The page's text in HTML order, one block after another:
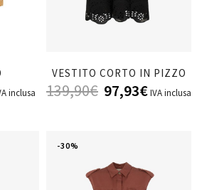
inclusa
VESTITO CORTO IN PIZZO
139,90€ 97,93€IVA inclusa
-30%